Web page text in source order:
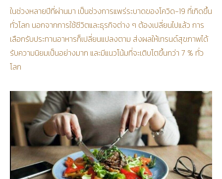
ในช่วงหลายปีที่ผ่านมา เป็นช่วงการแพร่ระบาดของโควิด-19 ที่เกิดขึ้น
ทั่วโลก นอกจากการใช้ชีวิตและธุรกิจต่าง ๆ ต้องเปลี่ยนไปแล้ว การ
เลือกรับประทานอาหารก็เปลี่ยนแปลงตาม ส่งผลให้เทรนด์สุขภาพได้
รับความนิยมเป็นอย่างมาก และมีแนวโน้มที่จะเติบโตขึ้นกว่า 7 % ทั่ว
โลก